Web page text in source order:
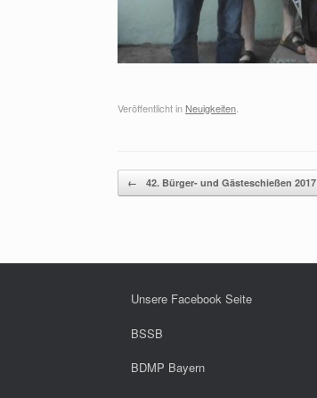
Veröffentlicht in Neuigkeiten.
Beitragsnavigation
← 42. Bürger- und Gästeschießen 2017
Unsere Facebook Seite
BSSB
BDMP Bayern